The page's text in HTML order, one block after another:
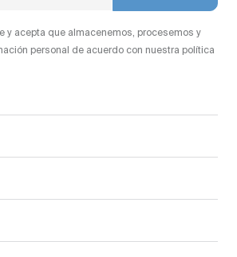
y acepta que almacenemos, procesemos y
personal de acuerdo con nuestra política